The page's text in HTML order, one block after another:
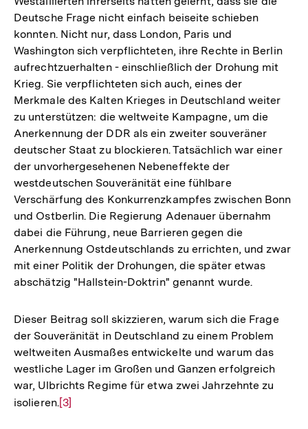
Deutsche Frage nicht einfach beiseite schieben
konnten. Nicht nur, dass London, Paris und
Washington sich verpflichteten, ihre Rechte in Berlin
aufrechtzuerhalten - einschließlich der Drohung mit
Krieg. Sie verpflichteten sich auch, eines der
Merkmale des Kalten Krieges in Deutschland weiter
zu unterstützen: die weltweite Kampagne, um die
Anerkennung der DDR als ein zweiter souveräner
deutscher Staat zu blockieren. Tatsächlich war einer
der unvorhergesehenen Nebeneffekte der
westdeutschen Souveränität eine fühlbare
Verschärfung des Konkurrenzkampfes zwischen Bonn
und Ostberlin. Die Regierung Adenauer übernahm
dabei die Führung, neue Barrieren gegen die
Anerkennung Ostdeutschlands zu errichten, und zwar
mit einer Politik der Drohungen, die später etwas
abschätzig "Hallstein-Doktrin" genannt wurde.
Dieser Beitrag soll skizzieren, warum sich die Frage
der Souveränität in Deutschland zu einem Problem
weltweiten Ausmaßes entwickelte und warum das
westliche Lager im Großen und Ganzen erfolgreich
war, Ulbrichts Regime für etwa zwei Jahrzehnte zu
isolieren.Zur
[3]